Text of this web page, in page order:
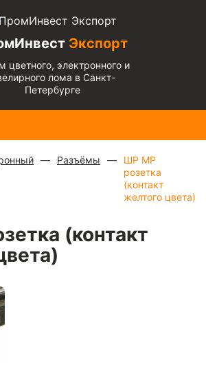
Экспорт
цветного, электронного и
лома в Санкт-
Петербурге
Алюминиевый
₽/кг
Разъёмы
ШР МР
розетка
(контакт
желтого цвета)
(контакт